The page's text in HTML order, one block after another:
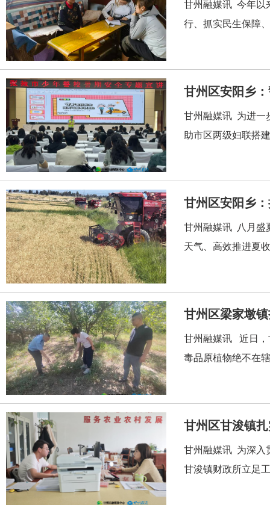
甘州融媒讯 今年以
行、抓实民生保障
甘州区安阳乡
甘州融媒讯 为进一
助市区两级妇联搭
甘州融媒讯 八月盛
天气、高效推进夏
甘州区梁家墩
甘州融媒讯 近日，
毒品原植物绝不在
甘州区甘浚镇
甘州融媒讯 为深入
甘浚镇财政所立足